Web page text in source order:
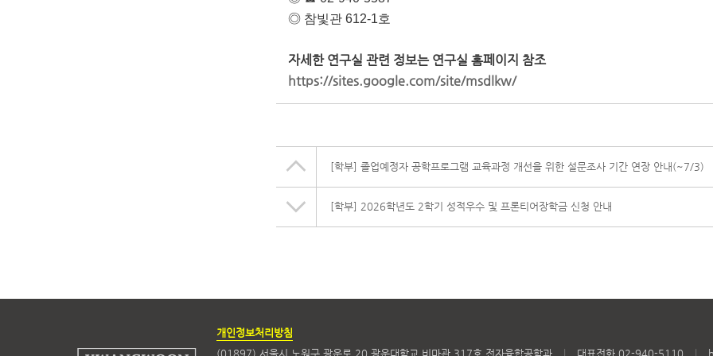
◎ 참빛관 612-1호
자세한 연구실 관련 정보는 연구실 홈페이지 참조
https://sites.google.com/site/msdlkw/
[학부] 졸업예정자 공학프로그램 교육과정 개선을 위한 설문조사 기간 연장 안내(~7/3)
[학부] 2026학년도 2학기 성적우수 및 프론티어장학금 신청 안내
개인정보처리방침
(01897) 서울시 노원구 광운로 20 광운대학교 비마관 317호 전자융합공학과
대표전화 02-940-5110